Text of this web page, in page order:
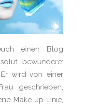
einen Blog
bewundere:
wird von einer
geschrieben,
Make up-Linie,